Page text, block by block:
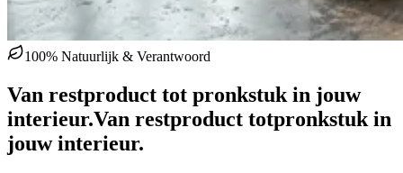
100% Natuurlijk & Verantwoord
Van restproduct tot pronkstuk in jouw
interieur.Van restproduct totpronkstuk in
jouw interieur.